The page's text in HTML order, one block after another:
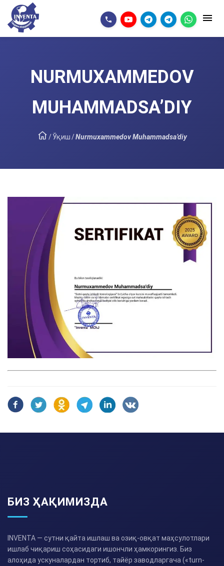
NURMUXAMMEDOV
MUHAMMADSA’DIY
/ Ўқиш/Nurmuxammedov Muhammadsa’diy
БИЗ ҲАҚИМИЗДА
INVENTA — сутни қайта ишлаш ва озиқ-овқат маҳсулотлари
ишлаб чиқариш соҳасидаги ишончли ҳамкорингиз. Биз
алоҳида ускуналардан тортиб, тайёр заводларгача («turn-